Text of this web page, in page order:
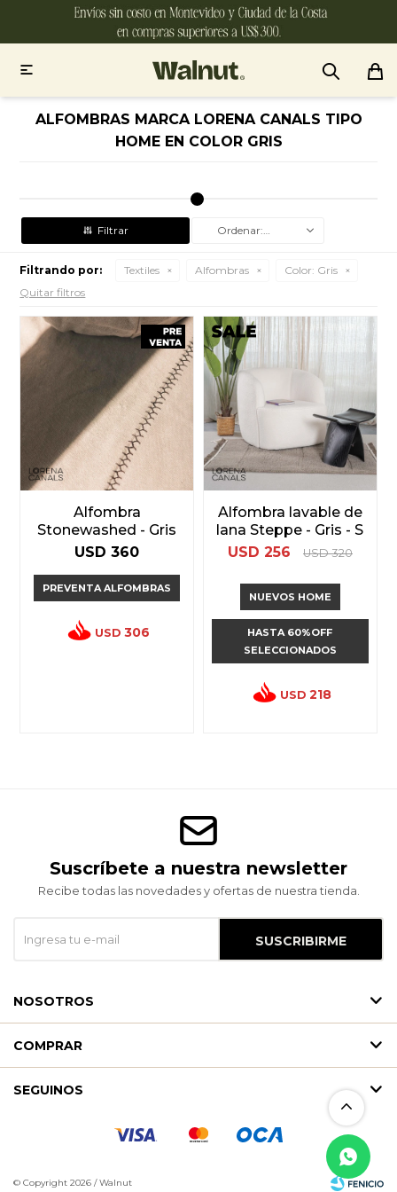

ALFOMBRAS MARCA LORENA CANALS TIPO
HOME EN COLOR GRIS
Recomendados
Filtrando por: Textiles Alfombras Color: Gris
Quitar filtros
Alfombra
Stonewashed - Gris
USD 360
PREVENTA ALFOMBRAS
USD 306
Alfombra lavable de
lana Steppe - Gris - S
USD 256 USD 320
NUEVOS HOME
HASTA 60%OFF
SELECCIONADOS
USD 218
Suscríbete a nuestra newsletter
Recibe todas las novedades y ofertas de nuestra tienda.
SUSCRIBIRME
NOSOTROS
COMPRAR
SEGUINOS
© Copyright 2026 / Walnut